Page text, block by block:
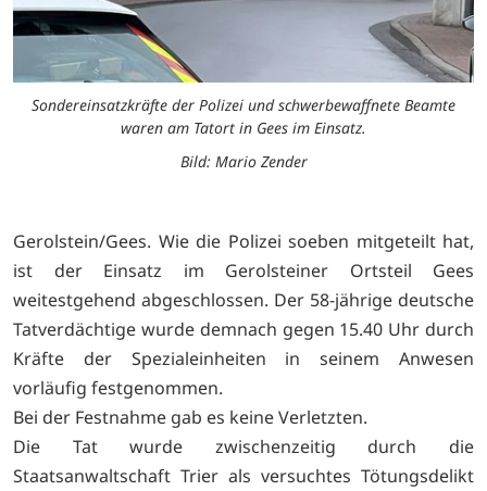
Sondereinsatzkräfte der Polizei und schwerbewaffnete Beamte
waren am Tatort in Gees im Einsatz.
Bild: Mario Zender
Gerolstein/Gees. Wie die Polizei soeben mitgeteilt hat,
ist der Einsatz im Gerolsteiner Ortsteil Gees
weitestgehend abgeschlossen. Der 58-jährige deutsche
Tatverdächtige wurde demnach gegen 15.40 Uhr durch
Kräfte der Spezialeinheiten in seinem Anwesen
vorläufig festgenommen.
Bei der Festnahme gab es keine Verletzten.
Die Tat wurde zwischenzeitig durch die
Staatsanwaltschaft Trier als versuchtes Tötungsdelikt